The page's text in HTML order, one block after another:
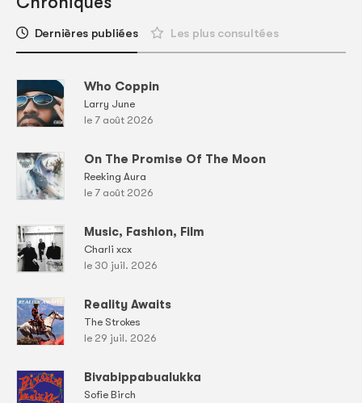
Dernières publiées Les plus consultées
Who Coppin
Larry June
le 7 août 2026
On The Promise Of The Moon
Reeking Aura
le 7 août 2026
Music, Fashion, Film
Charli xcx
le 30 juil. 2026
Reality Awaits
The Strokes
le 29 juil. 2026
Bivabippabualukka
Sofie Birch